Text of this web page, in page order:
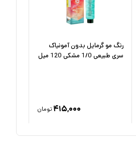
رنگ مو گرمایل بدون آمونیاک
سری طبیعی 1/0 مشکی 120 میل
۴۱۵,۰۰۰ تومان